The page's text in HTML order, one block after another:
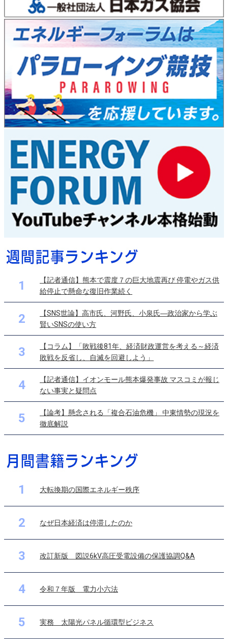
1
【記者通信】熊本で震度７の巨大地震再び 停電やガス供
給停止で懸命な復旧作業続く
2
【SNS世論】高市氏、河野氏、小泉氏―政治家から学ぶ
賢いSNSの使い方
3
【コラム】「敗戦後81年、経済財政運営を考える～経済
敗戦を反省し、自滅を回避しよう」
4
【記者通信】イオンモール熊本爆発事故 マスコミが報じ
ない事実と疑問点
5
【論考】懸念される「複合石油危機」 中東情勢の現況を
徹底解説
1 大転換期の国際エネルギー秩序
2 なぜ日本経済は停滞したのか
3 改訂新版 図説6kV高圧受電設備の保護協調Q&A
4 令和７年版 電力小六法
5 実務 太陽光パネル循環型ビジネス